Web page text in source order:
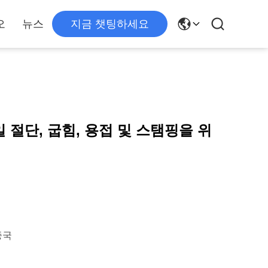
뉴스 지금 챗팅하세요
절단, 굽힘, 용접 및 스탬핑을 위
국